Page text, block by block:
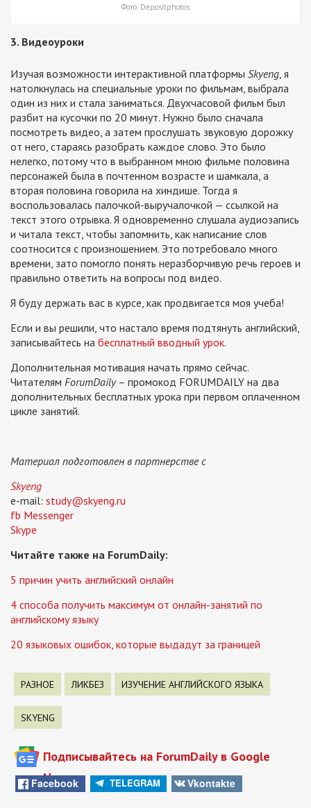
Фото: Depositphotos
3. Видеоуроки
Изучая возможности интерактивной платформы Skyeng, я
натолкнулась на специальные уроки по фильмам, выбрала
один из них и стала заниматься. Двухчасовой фильм был
разбит на кусочки по 20 минут. Нужно было сначала
посмотреть видео, а затем прослушать звуковую дорожку
от него, стараясь разобрать каждое слово. Это было
нелегко, потому что в выбранном мною фильме половина
персонажей была в почтенном возрасте и шамкала, а
вторая половина говорила на хиндише. Тогда я
воспользовалась палочкой-выручалочкой — ссылкой на
текст этого отрывка. Я одновременно слушала аудиозапись
и читала текст, чтобы запомнить, как написание слов
соотносится с произношением. Это потребовало много
времени, зато помогло понять неразборчивую речь героев и
правильно ответить на вопросы под видео.
Я буду держать вас в курсе, как продвигается моя учеба!
Если и вы решили, что настало время подтянуть английский,
записывайтесь на бесплатный вводный урок.
Дополнительная мотивация начать прямо сейчаc.
Читателям ForumDaily– промокод FORUMDAILY на два
дополнительных бесплатных урока при первом оплаченном
цикле занятий.
Материал подготовлен в партнерстве с
Skyeng
e-mail: study@skyeng.ru
fb Messenger
Skype
Читайте также на ForumDaily:
5 причин учить английский онлайн
4 способа получить максимум от онлайн-занятий по
английскому языку
20 языковых ошибок, которые выдадут за границей
РАЗНОЕ ЛИКБЕЗ ИЗУЧЕНИЕ АНГЛИЙСКОГО ЯЗЫКА
SKYENG
Подписывайтесь на ForumDaily в Google
News
Facebook TELEGRAM Vkontakte